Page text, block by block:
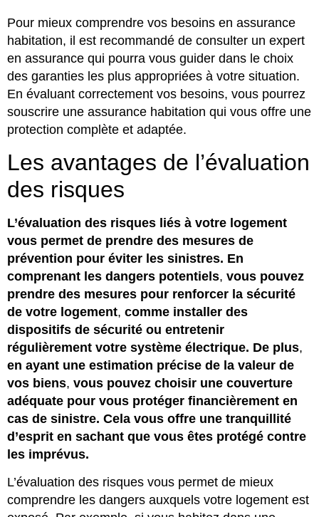
Pour mieux comprendre vos besoins en assurance
habitation, il est recommandé de consulter un expert
en assurance qui pourra vous guider dans le choix
des garanties les plus appropriées à votre situation.
En évaluant correctement vos besoins, vous pourrez
souscrire une assurance habitation qui vous offre une
protection complète et adaptée.
Les avantages de l’évaluation
des risques
L’évaluation des risques liés à votre logement
vous permet de prendre des mesures de
prévention pour éviter les sinistres. En
comprenant les dangers potentiels, vous pouvez
prendre des mesures pour renforcer la sécurité
de votre logement, comme installer des
dispositifs de sécurité ou entretenir
régulièrement votre système électrique. De plus,
en ayant une estimation précise de la valeur de
vos biens, vous pouvez choisir une couverture
adéquate pour vous protéger financièrement en
cas de sinistre. Cela vous offre une tranquillité
d’esprit en sachant que vous êtes protégé contre
les imprévus.
L’évaluation des risques vous permet de mieux
comprendre les dangers auxquels votre logement est